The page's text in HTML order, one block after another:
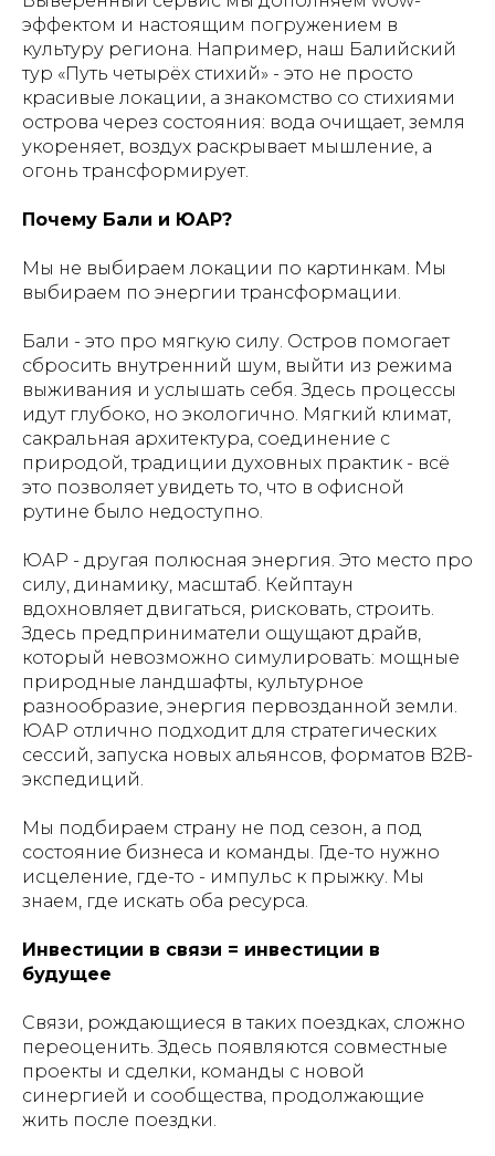
эффектом и настоящим погружением в
культуру региона. Например, наш Балийский
тур «Путь четырёх стихий» - это не просто
красивые локации, а знакомство со стихиями
острова через состояния: вода очищает, земля
укореняет, воздух раскрывает мышление, а
огонь трансформирует.
Почему Бали и ЮАР?
Мы не выбираем локации по картинкам. Мы
выбираем по энергии трансформации.
Бали - это про мягкую силу. Остров помогает
сбросить внутренний шум, выйти из режима
выживания и услышать себя. Здесь процессы
идут глубоко, но экологично. Мягкий климат,
сакральная архитектура, соединение с
природой, традиции духовных практик - всё
это позволяет увидеть то, что в офисной
рутине было недоступно.
ЮАР - другая полюсная энергия. Это место про
силу, динамику, масштаб. Кейптаун
вдохновляет двигаться, рисковать, строить.
Здесь предприниматели ощущают драйв,
который невозможно симулировать: мощные
природные ландшафты, культурное
разнообразие, энергия первозданной земли.
ЮАР отлично подходит для стратегических
сессий, запуска новых альянсов, форматов B2B-
экспедиций.
Мы подбираем страну не под сезон, а под
состояние бизнеса и команды. Где-то нужно
исцеление, где-то - импульс к прыжку. Мы
знаем, где искать оба ресурса.
Инвестиции в связи = инвестиции в
будущее
Связи, рождающиеся в таких поездках, сложно
переоценить. Здесь появляются совместные
проекты и сделки, команды с новой
синергией и сообщества, продолжающие
жить после поездки.